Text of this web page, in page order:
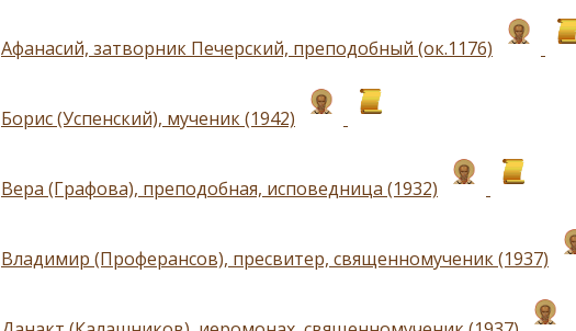
Афанасий, затворник Печерский, преподобный (ок.1176)
Борис (Успенский), мученик (1942)
Вера (Графова), преподобная, исповедница (1932)
Владимир (Проферансов), пресвитер, священномученик (1937)